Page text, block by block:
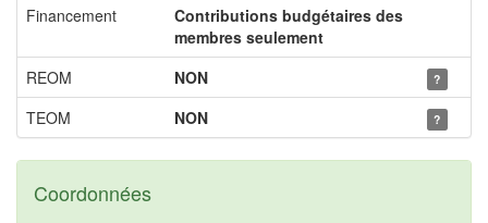
Financement
Contributions budgétaires des
membres seulement
REOM
NON ?
TEOM NON ?
Coordonnées